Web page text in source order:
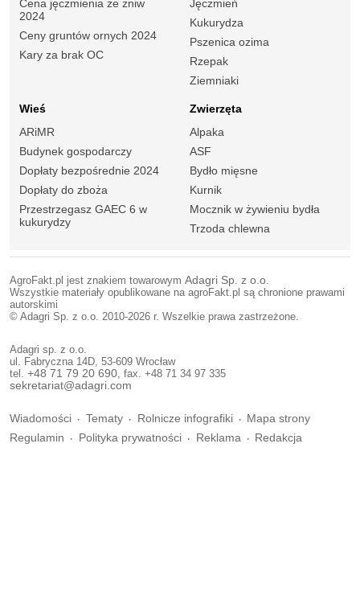
Cena jęczmienia ze żniw
2024
Ceny gruntów ornych 2024
Kary za brak OC
Jęczmień
Kukurydza
Pszenica ozima
Rzepak
Ziemniaki
Wieś
ARiMR
Budynek gospodarczy
Dopłaty bezpośrednie 2024
Dopłaty do zboża
Przestrzegasz GAEC 6 w
kukurydzy
Zwierzęta
Alpaka
ASF
Bydło mięsne
Kurnik
Mocznik w żywieniu bydła
Trzoda chlewna
AgroFakt.pl jest znakiem towarowym Adagri Sp. z o.o.
Wszystkie materiały opublikowane na agroFakt.pl są chronione prawami
autorskimi
© Adagri Sp. z o.o. 2010-2026 r. Wszelkie prawa zastrzeżone.
Adagri sp. z o.o.
ul. Fabryczna 14D, 53-609 Wrocław
tel. +48 71 79 20 690 , fax. +48 71 34 97 335
sekretariat@adagri.com
Wiadomości Tematy Rolnicze infografiki
Mapa strony
Regulamin
Polityka prywatności Reklama Redakcja